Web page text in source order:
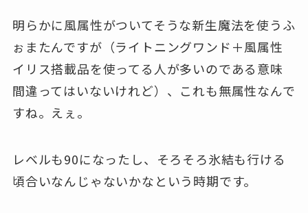
明らかに風属性がついてそうな新生魔法を使うふ
ぉまたんですが（ライトニングワンド＋風属性
イリス搭載品を使ってる人が多いのである意味
間違ってはいないけれど）、これも無属性なんで
すね。えぇ。
レベルも90になったし、そろそろ氷結も行ける
頃合いなんじゃないかなという時期です。